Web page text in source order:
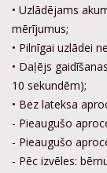
• Uzlādējams
mērījumus;
• Pilnīgai uzlādei
• Daļējs
10 sekundēm);
• Bez lateksa
- Pieaugušo
- Pieaugušo
- Pēc izvēles: